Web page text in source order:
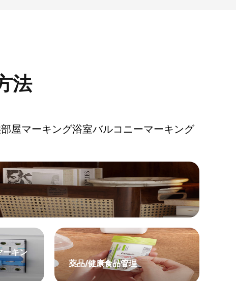
法
屋マーキング浴室バルコニーマーキング
ーキン
薬品/健康食品管理